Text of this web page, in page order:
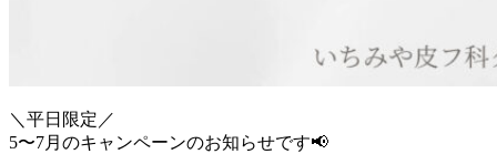
＼平日限定／
5〜7月のキャンペーンのお知らせです📢